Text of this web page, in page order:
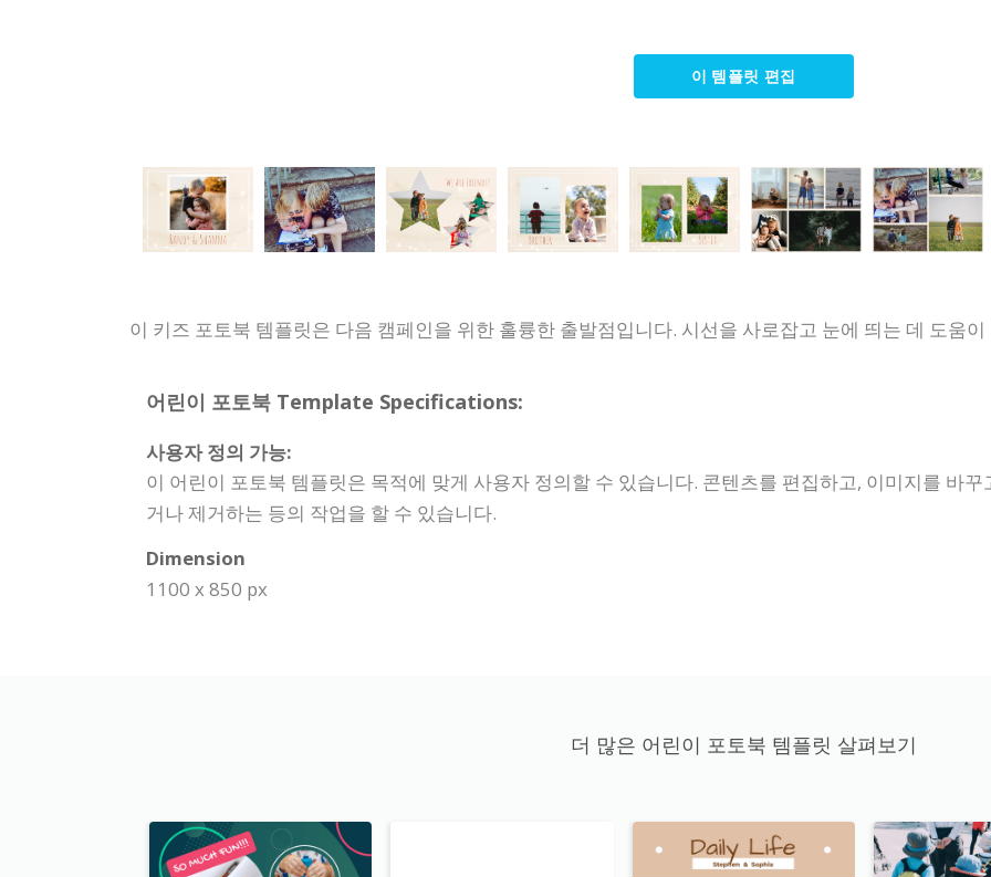
이 템플릿 편집
이 키즈 포토북 템플릿은 다음 캠페인을 위한 훌륭한 출발점입니다. 시선을 사로잡고 눈에 띄는 데 도움이
어린이 포토북 Template Specifications:
사용자 정의 가능:
이 어린이 포토북 템플릿은 목적에 맞게 사용자 정의할 수 있습니다. 콘텐츠를 편집하고, 이미지를 바
거나 제거하는 등의 작업을 할 수 있습니다.
Dimension
1100 x 850 px
더 많은 어린이 포토북 템플릿 살펴보기